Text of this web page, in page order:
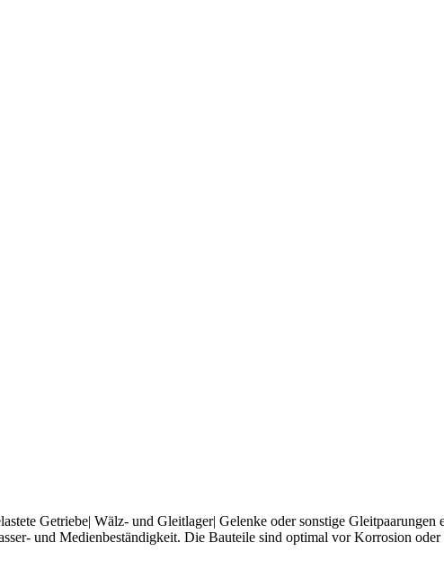
Getriebe| Wälz- und Gleitlager| Gelenke oder sonstige Gleitpaarungen
und Medienbeständigkeit. Die Bauteile sind optimal vor Korrosion